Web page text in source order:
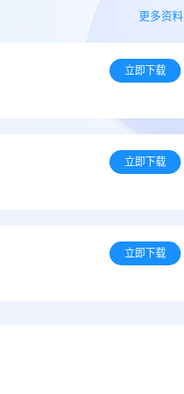
更多资料
立即下载
立即下载
立即下载